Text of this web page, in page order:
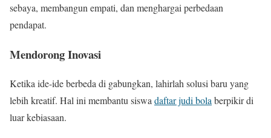
sebaya, membangun empati, dan menghargai perbedaan
pendapat.
Mendorong Inovasi
Ketika ide-ide berbeda di gabungkan, lahirlah solusi baru yang
lebih kreatif. Hal ini membantu siswadaftar judi bolaberpikir di
luar kebiasaan.